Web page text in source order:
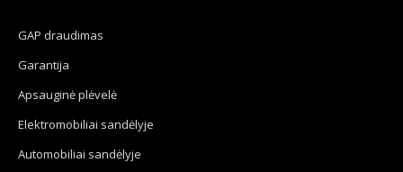
GAP draudimas
Garantija
Apsauginė plėvelė
Elektromobiliai sandėlyje
Automobiliai sandėlyje